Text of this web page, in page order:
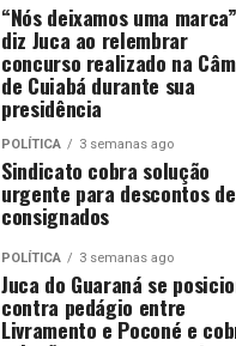
“Nós deixamos uma
diz Juca ao relembrar
concurso realizado na
de Cuiabá durante sua
presidência
POLÍTICA 3 semanas ago
Sindicato cobra solução
urgente para descontos de
consignados
POLÍTICA 3 semanas ago
Juca do Guaraná se
contra pedágio entre
Livramento e Poconé e